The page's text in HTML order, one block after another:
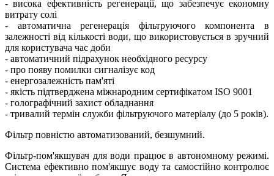
- висока ефективність регенерації, що забезпечує економну
витрату солі
- автоматична регенерація фільтруючого компонента в
залежності від кількості води, що використовується в зручний
для користувача час доби
- автоматичний підрахунок необхідного ресурсу
- про появу помилки сигналізує код
- енергозалежність пам'яті
- якість підтверджена міжнародним сертифікатом ISO 9001
- голографічний захист обладнання
- тривалий термін служби фільтруючого матеріалу (до 5 років).
Фільтр повністю автоматизований, безшумний.
Фільтр-пом'якшувач для води працює в автономному режимі.
Система ефективно пом'якшує воду та самостійно контролює